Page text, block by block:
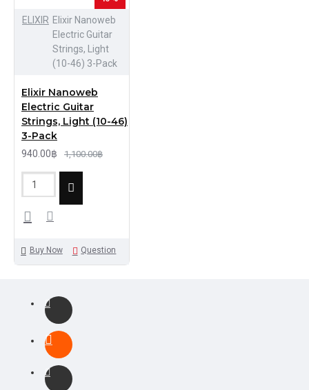
ELIXIR Elixir Nanoweb
Electric Guitar
Strings, Light
(10-46) 3-Pack
Elixir Nanoweb
Electric Guitar
Strings, Light (10-46)
3-Pack
940.00฿ 1,100.00฿
Buy Now Question